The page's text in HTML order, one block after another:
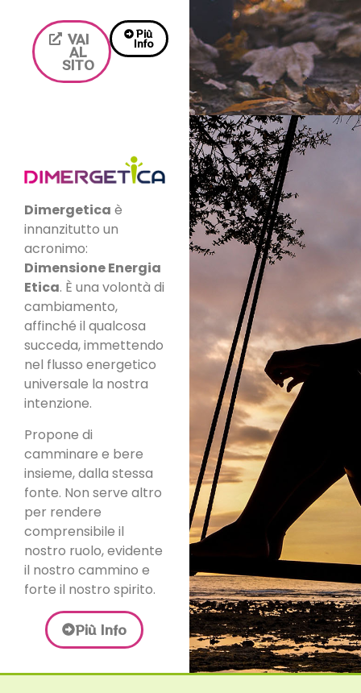
VAI
AL
SITO
Più
Info
Dimergetica è
innanzitutto un
acronimo:
Dimensione Energia
Etica. È una volontà di
cambiamento,
affinché il qualcosa
succeda, immettendo
nel flusso energetico
universale la nostra
intenzione.
Propone di
camminare e bere
insieme, dalla stessa
fonte. Non serve altro
per rendere
comprensibile il
nostro ruolo, evidente
il nostro cammino e
forte il nostro spirito.
Più Info